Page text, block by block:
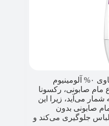
مام صابونی، رکسونا
می‌آید، زیرا این
صابونی بدون
لباس جلوگیری می‌کند و